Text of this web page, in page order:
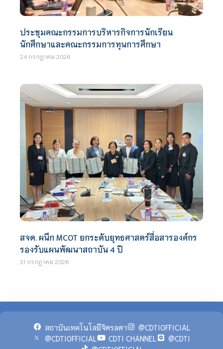
ประชุมคณะกรรมการบริหารกิจการนักเรียน
นักศึกษาและคณะกรรมการทุนการศึกษา
24 กรกฎาคม 2026
สจด. ผนึก MCOT ยกระดับยุทธศาสตร์สื่อสารองค์กร
รองรับแผนพัฒนาสถาบัน 4 ปี
21 กรกฎาคม 2026
สถาบันเทคโนโลยีจิตรลดา
@CDTIOFFICIAL
@CDTIOFFICIAL
CDTI CHANNEL
@CDTI